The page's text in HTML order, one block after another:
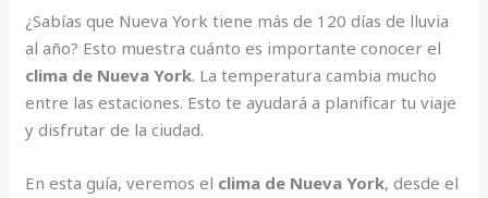
¿Sabías que Nueva York tiene más de 120 días de lluvia
al año? Esto muestra cuánto es importante conocer el
clima de Nueva York. La temperatura cambia mucho
entre las estaciones. Esto te ayudará a planificar tu viaje
y disfrutar de la ciudad.
En esta guía, veremos el clima de Nueva York, desde el